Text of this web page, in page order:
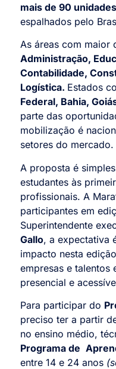
mais de 90 unidades
espalhados pelo
As áreas com maior
Administração,
Contabilidade,
Logística. Estados
Federal, Bahia,
parte das
mobilização é
setores do mercado.
A proposta é
estudantes às
profissionais. A
participantes em
Superintendente
Gallo, a expectativa
impacto nesta
empresas e talentos
presencial e
Para participar do
preciso ter a partir
no ensino médio,
Programa de
entre 14 e 24 anos